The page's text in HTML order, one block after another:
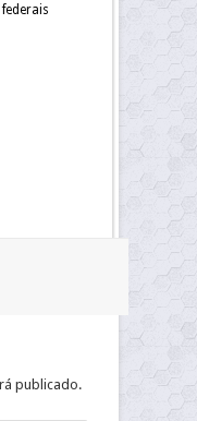
publicado.